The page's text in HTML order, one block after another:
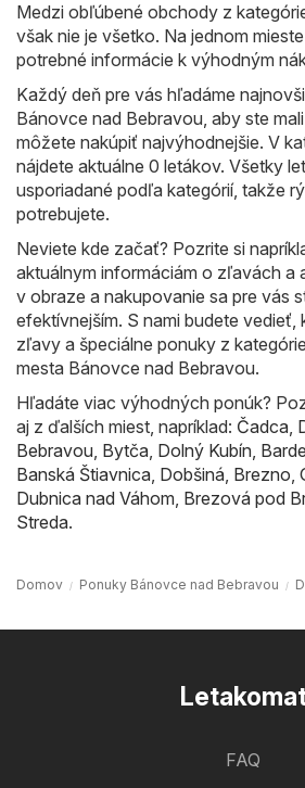
Medzi obľúbené obchody z
však nie je všetko. Na jednom
potrebné informácie k výhodným
Každý deň pre vás hľadáme
Bánovce nad Bebravou, aby ste
môžete nakúpiť najvýhodnejšie. V
nájdete aktuálne 0 letákov. Všetky
usporiadané podľa kategórií, takže
potrebujete.
Neviete kde začať? Pozrite si
aktuálnym informáciám o zľavách a
v obraze a nakupovanie sa pre vás
efektívnejším. S nami budete vedieť,
zľavy a špeciálne ponuky z
mesta Bánovce nad Bebravou.
Hľadáte viac výhodných ponúk?
aj z ďalších miest, napríklad: Čadca,
Bebravou, Bytča, Dolný Kubín,
Banská Štiavnica, Dobšiná, Brezno,
Dubnica nad Váhom, Brezová pod
Streda.
Domov Ponuky Bánovce nad Bebravou
FAQ